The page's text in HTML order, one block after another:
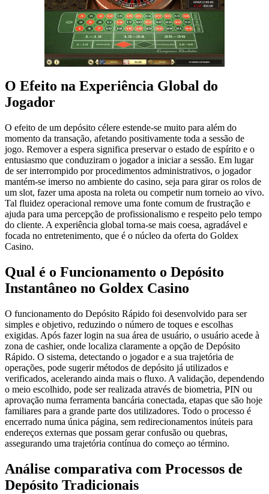
O Efeito na Experiência Global do
Jogador
O efeito de um depósito célere estende-se muito para além do
momento da transação, afetando positivamente toda a sessão de
jogo. Remover a espera significa preservar o estado de espírito e o
entusiasmo que conduziram o jogador a iniciar a sessão. Em lugar
de ser interrompido por procedimentos administrativos, o jogador
mantém-se imerso no ambiente do casino, seja para girar os rolos de
um slot, fazer uma aposta na roleta ou competir num torneio ao vivo.
Tal fluidez operacional remove uma fonte comum de frustração e
ajuda para uma percepção de profissionalismo e respeito pelo tempo
do cliente. A experiência global torna-se mais coesa, agradável e
focada no entretenimento, que é o núcleo da oferta do Goldex
Casino.
Qual é o Funcionamento o Depósito
Instantâneo no Goldex Casino
O funcionamento do Depósito Rápido foi desenvolvido para ser
simples e objetivo, reduzindo o número de toques e escolhas
exigidas. Após fazer login na sua área de usuário, o usuário acede à
zona de cashier, onde localiza claramente a opção de Depósito
Rápido. O sistema, detectando o jogador e a sua trajetória de
operações, pode sugerir métodos de depósito já utilizados e
verificados, acelerando ainda mais o fluxo. A validação, dependendo
o meio escolhido, pode ser realizada através de biometria, PIN ou
aprovação numa ferramenta bancária conectada, etapas que são hoje
familiares para a grande parte dos utilizadores. Todo o processo é
encerrado numa única página, sem redirecionamentos inúteis para
endereços externas que possam gerar confusão ou quebras,
assegurando uma trajetória contínua do começo ao término.
Análise comparativa com Processos de
Depósito Tradicionais